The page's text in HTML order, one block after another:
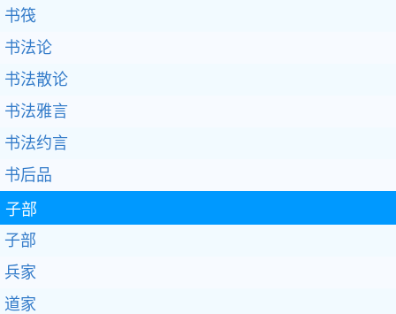
书筏
书法论
书法散论
书法雅言
书法约言
书后品
子部
子部
兵家
道家